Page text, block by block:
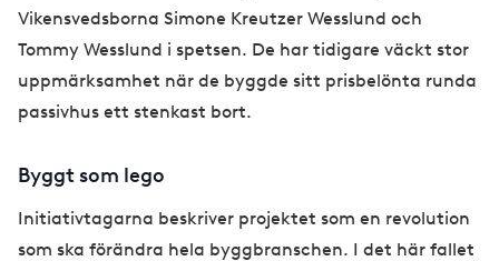
Vikensvedsborna Simone Kreutzer Wesslund och
Tommy Wesslund i spetsen. De har tidigare väckt stor
uppmärksamhet när de byggde sitt prisbelönta runda
passivhus ett stenkast bort.
Byggt som lego
Initiativtagarna beskriver projektet som en revolution
som ska förändra hela byggbranschen. I det här fallet